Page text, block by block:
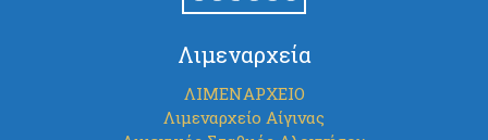
Λιμεναρχεία
ΛΙΜΕΝΑΡΧΕΙΟ
Λιμεναρχείο Αίγινας